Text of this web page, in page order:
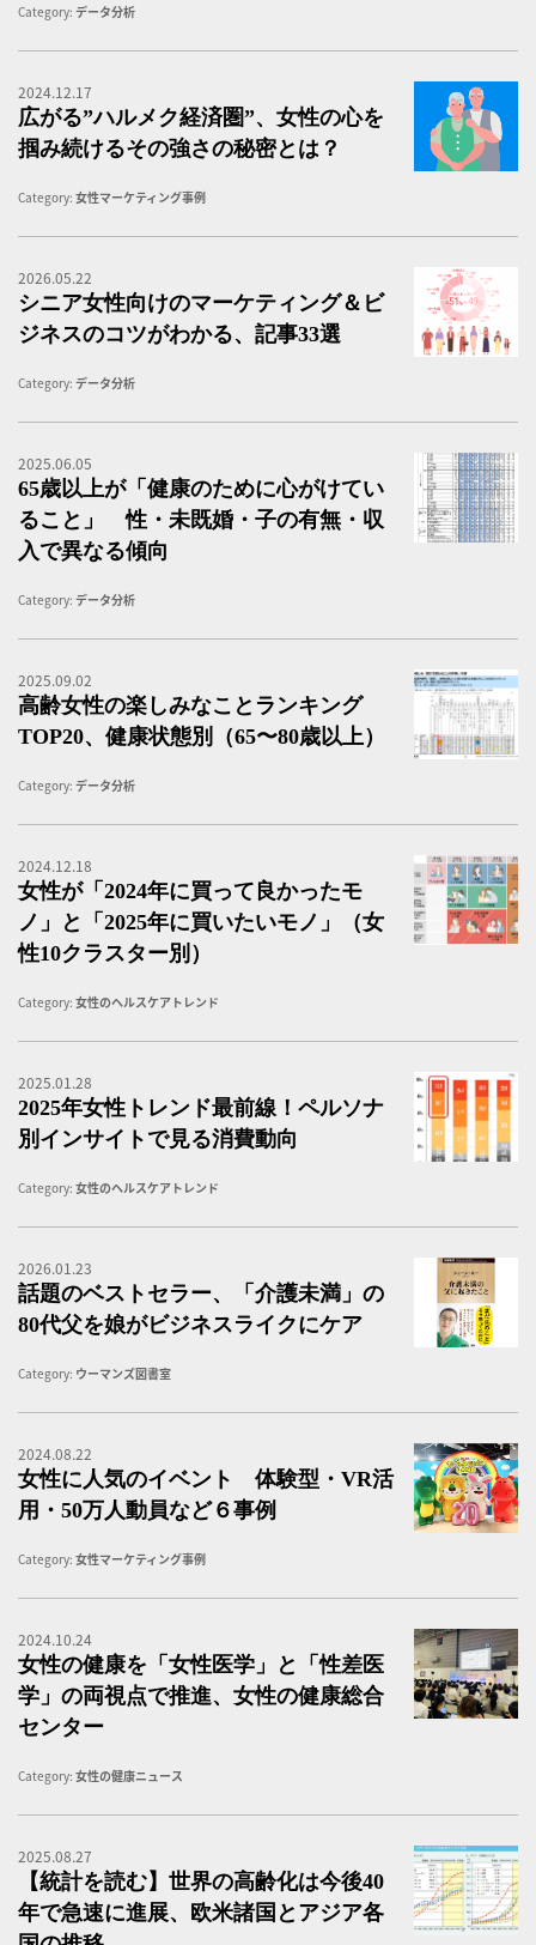
Category: データ分析
2024.12.17
広がる”ハルメク経済圏”、女性の心を
掴み続けるその強さの秘密とは？
Category: 女性マーケティング事例
2026.05.22
シニア女性向けのマーケティング＆ビ
ジネスのコツがわかる、記事33選
Category: データ分析
2025.06.05
65歳以上が「健康のために心がけてい
ること」 性・未既婚・子の有無・収
入で異なる傾向
Category: データ分析
2025.09.02
高齢女性の楽しみなことランキング
TOP20、健康状態別（65〜80歳以上）
Category: データ分析
2024.12.18
女性が「2024年に買って良かったモ
ノ」と「2025年に買いたいモノ」（女
性10クラスター別）
Category: 女性のヘルスケアトレンド
2025.01.28
2025年女性トレンド最前線！ペルソナ
別インサイトで見る消費動向
Category: 女性のヘルスケアトレンド
2026.01.23
話題のベストセラー、「介護未満」の
80代父を娘がビジネスライクにケア
Category: ウーマンズ図書室
2024.08.22
女性に人気のイベント 体験型・VR活
用・50万人動員など６事例
Category: 女性マーケティング事例
2024.10.24
女性の健康を「女性医学」と「性差医
学」の両視点で推進、女性の健康総合
センター
Category: 女性の健康ニュース
2025.08.27
【統計を読む】世界の高齢化は今後40
年で急速に進展、欧米諸国とアジア各